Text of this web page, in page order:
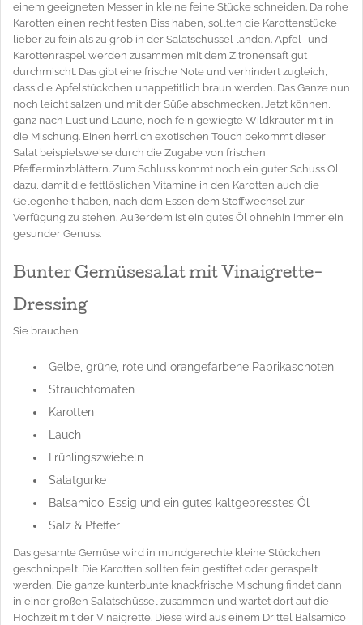
einem geeigneten Messer in kleine feine Stücke schneiden. Da rohe
Karotten einen recht festen Biss haben, sollten die Karottenstücke
lieber zu fein als zu grob in der Salatschüssel landen. Apfel- und
Karottenraspel werden zusammen mit dem Zitronensaft gut
durchmischt. Das gibt eine frische Note und verhindert zugleich,
dass die Apfelstückchen unappetitlich braun werden. Das Ganze nun
noch leicht salzen und mit der Süße abschmecken. Jetzt können,
ganz nach Lust und Laune, noch fein gewiegte Wildkräuter mit in
die Mischung. Einen herrlich exotischen Touch bekommt dieser
Salat beispielsweise durch die Zugabe von frischen
Pfefferminzblättern. Zum Schluss kommt noch ein guter Schuss Öl
dazu, damit die fettlöslichen Vitamine in den Karotten auch die
Gelegenheit haben, nach dem Essen dem Stoffwechsel zur
Verfügung zu stehen. Außerdem ist ein gutes Öl ohnehin immer ein
gesunder Genuss.
Bunter Gemüsesalat mit Vinaigrette-
Dressing
Sie brauchen
Gelbe, grüne, rote und orangefarbene Paprikaschoten
Strauchtomaten
Karotten
Lauch
Frühlingszwiebeln
Salatgurke
Balsamico-Essig und ein gutes kaltgepresstes Öl
Salz & Pfeffer
Das gesamte Gemüse wird in mundgerechte kleine Stückchen
geschnippelt. Die Karotten sollten fein gestiftet oder geraspelt
werden. Die ganze kunterbunte knackfrische Mischung findet dann
in einer großen Salatschüssel zusammen und wartet dort auf die
Hochzeit mit der Vinaigrette. Diese wird aus einem Drittel Balsamico